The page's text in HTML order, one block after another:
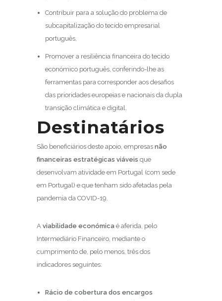
Contribuir para a solução do problema de
subcapitalização do tecido empresarial
português,
Promover a resiliência financeira do tecido
económico português, conferindo-lhe as
ferramentas para corresponder aos desafios
das prioridades europeias e nacionais da dupla
transição climática e digital.
Destinatários
São beneficiários deste apoio, empresas não
financeiras estratégicas viáveis que
desenvolvam atividade em Portugal (com sede
em Portugal) e que tenham sido afetadas pela
pandemia da COVID-19.
A viabilidade económica é aferida, pelo
Intermediário Financeiro, mediante o
cumprimento de, pelo menos, três dos
indicadores seguintes:
Rácio de cobertura dos encargos